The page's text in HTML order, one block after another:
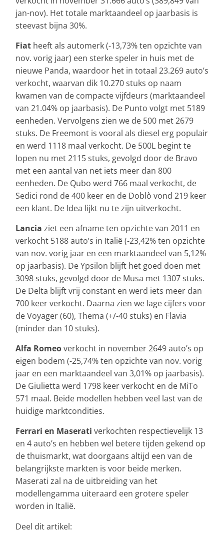
jan-nov). Het totale marktaandeel op jaarbasis is
steevast bijna 30%.
Fiat heeft als automerk (-13,73% ten opzichte van
nov. vorig jaar) een sterke speler in huis met de
nieuwe Panda, waardoor het in totaal 23.269 auto’s
verkocht, waarvan dik 10.270 stuks op naam
kwamen van de compacte vijfdeurs (marktaandeel
van 21.04% op jaarbasis). De Punto volgt met 5189
eenheden. Vervolgens zien we de 500 met 2679
stuks. De Freemont is vooral als diesel erg populair
en werd 1118 maal verkocht. De 500L begint te
lopen nu met 2115 stuks, gevolgd door de Bravo
met een aantal van net iets meer dan 800
eenheden. De Qubo werd 766 maal verkocht, de
Sedici rond de 400 keer en de Doblò vond 219 keer
een klant. De Idea lijkt nu te zijn uitverkocht.
Lancia ziet een afname ten opzichte van 2011 en
verkocht 5188 auto’s in Italië (-23,42% ten opzichte
van nov. vorig jaar en een marktaandeel van 5,12%
op jaarbasis). De Ypsilon blijft het goed doen met
3098 stuks, gevolgd door de Musa met 1307 stuks.
De Delta blijft vrij constant en werd iets meer dan
700 keer verkocht. Daarna zien we lage cijfers voor
de Voyager (60), Thema (+/-40 stuks) en Flavia
(minder dan 10 stuks).
Alfa Romeoverkocht in november 2649 auto’s op
eigen bodem (-25,74% ten opzichte van nov. vorig
jaar en een marktaandeel van 3,01% op jaarbasis).
De Giulietta werd 1798 keer verkocht en de MiTo
571 maal. Beide modellen hebben veel last van de
huidige marktcondities.
Ferrari en Maserati verkochten respectievelijk 13
en 4 auto’s en hebben wel betere tijden gekend op
de thuismarkt, wat doorgaans altijd een van de
belangrijkste markten is voor beide merken.
Maserati zal na de uitbreiding van het
modellengamma uiteraard een grotere speler
worden in Italië.
Deel dit artikel: